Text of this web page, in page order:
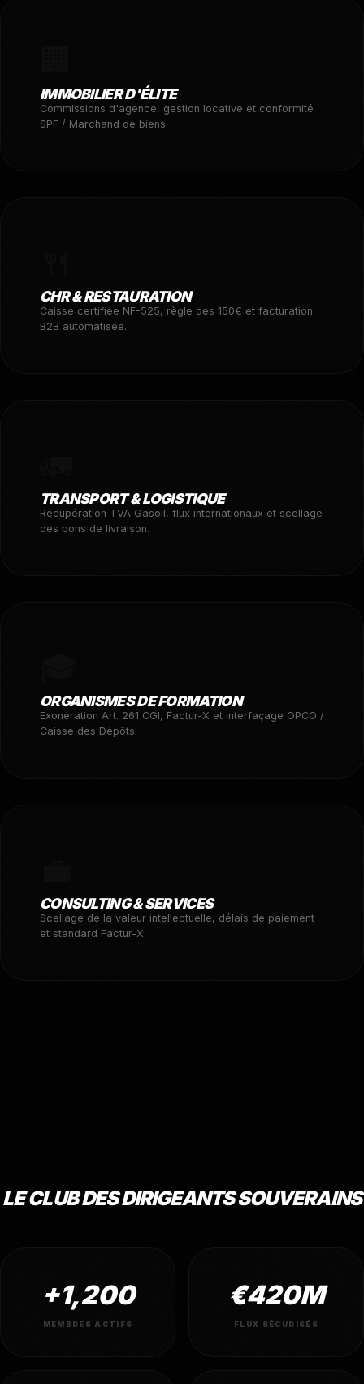
IMMOBILIER D'ÉLITE
Commissions d'agence, gestion locative et conformité
SPF / Marchand de biens.
CHR & RESTAURATION
Caisse certifiée NF-525, règle des 150€ et facturation
B2B automatisée.
TRANSPORT & LOGISTIQUE
Récupération TVA Gasoil, flux internationaux et scellage
des bons de livraison.
ORGANISMES DE FORMATION
Exonération Art. 261 CGI, Factur-X et interfaçage OPCO /
Caisse des Dépôts.
CONSULTING & SERVICES
Scellage de la valeur intellectuelle, délais de paiement
et standard Factur-X.
LE CLUB DES DIRIGEANTS SOUVERAINS
+1,200
MEMBRES ACTIFS
€420M
FLUX SÉCURISÉS